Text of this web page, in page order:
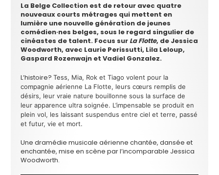
La Belge Collection est de retour avec quatre
nouveaux courts métrages qui mettent en
lumière une nouvelle génération de jeunes
comédien·nes belges, sous le regard singulier de
cinéastes de talent. Focus sur La Flotte, de Jessica
Woodworth, avec Laurie Perissutti, Lila Leloup,
Gaspard Rozenwajn et Vadiel Gonzalez.
L’histoire?Tess, Mia, Rok et Tiago volent pour la
compagnie aérienne La Flotte, leurs cœurs remplis de
désirs, leur vraie nature bouillonne sous la surface de
leur apparence ultra soignée. L’impensable se produit en
plein vol, les laissant suspendus entre ciel et terre, passé
et futur, vie et mort.
Une dramédie musicale aérienne chantée, dansée et
enchantée, mise en scène par l’incomparable Jessica
Woodworth.